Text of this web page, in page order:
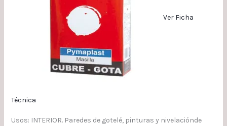
Ver Ficha
Técnica
Usos: INTERIOR. Paredes de gotelé, pinturas y nivelaciónde